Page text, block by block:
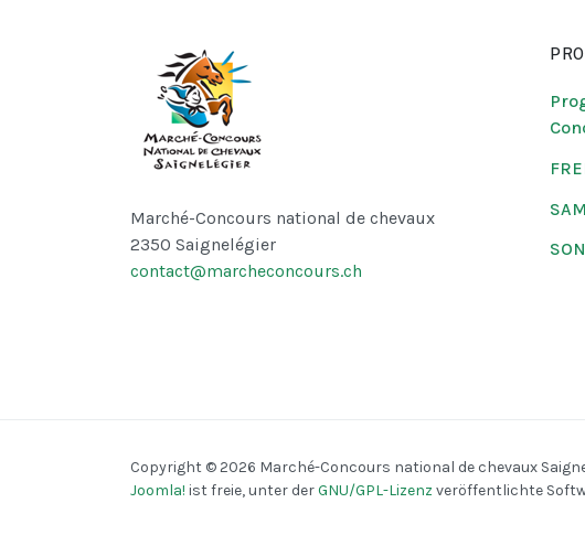
Marché-Concours national de chevaux
2350 Saignelégier
contact@marcheconcours.ch
Copyright © 2026 Marché-Concours national de chevaux
Joomla! ist freie, unter derGNU/GPL-Lizenz veröffentlichte